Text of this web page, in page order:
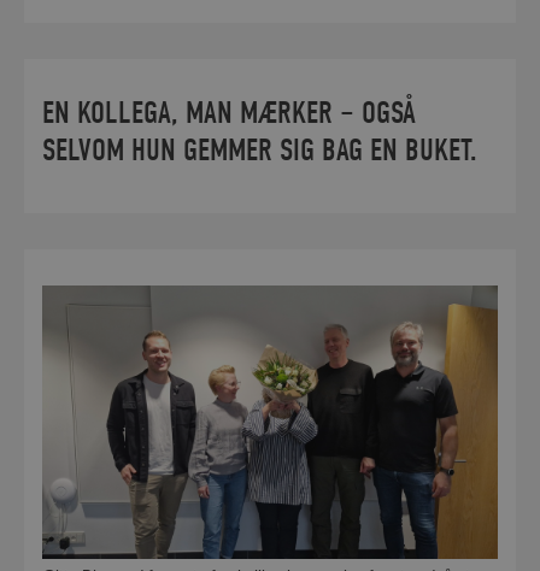
EN KOLLEGA, MAN MÆRKER – OGSÅ
SELVOM HUN GEMMER SIG BAG EN BUKET.